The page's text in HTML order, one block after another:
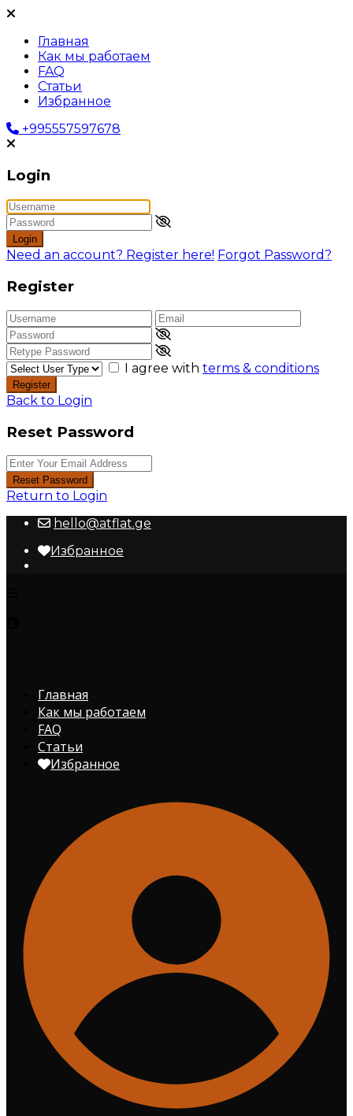
Главная
Как мы работаем
FAQ
Статьи
Избранное
+995557597678
Login
Login
Need an account? Register here! Forgot Password?
Register
I agree with terms & conditions
Register
Back to Login
Reset Password
Reset Password
Return to Login
hello@atflat.ge
Избранное
Главная
Как мы работаем
FAQ
Статьи
Избранное